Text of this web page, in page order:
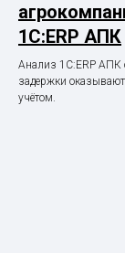
1С:ERP АПК
Анализ 1С:ERP АПК
задержки
учётом.